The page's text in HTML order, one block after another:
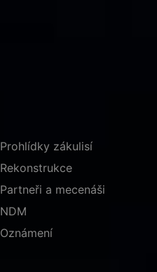
Prohlídky zákulisí
Rekonstrukce
Partneři a mecenáši
NDM
Oznámení